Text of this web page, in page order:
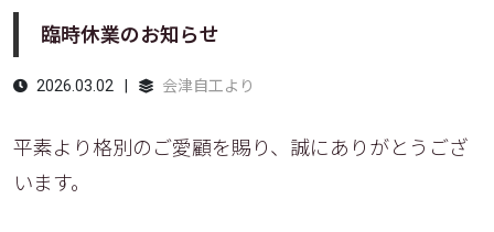
臨時休業のお知らせ
2026.03.02 会津自工より
平素より格別のご愛顧を賜り、誠にありがとうござ
います。